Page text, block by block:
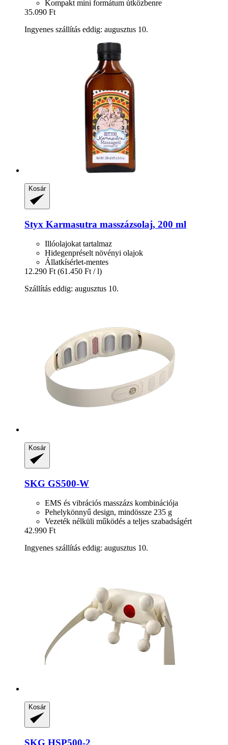
Kompakt mini formátum útközbenre
35.090 Ft
Ingyenes szállítás eddig: augusztus 10.
Kosár
Styx Karmasutra masszázsolaj, 200 ml
Illóolajokat tartalmaz
Hidegenpréselt növényi olajok
Állatkísérlet-mentes
12.290 Ft (61.450 Ft / l)
Szállítás eddig: augusztus 10.
Kosár
SKG GS500-​W
EMS és vibrációs masszázs kombinációja
Pehelykönnyű design, mindössze 235 g
Vezeték nélküli működés a teljes szabadságért
42.990 Ft
Ingyenes szállítás eddig: augusztus 10.
Kosár
SKG HSP500-​2